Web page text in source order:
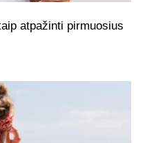
atpažinti pirmuosius